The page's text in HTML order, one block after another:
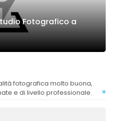
Fotografico a
e di livello professionale.
»